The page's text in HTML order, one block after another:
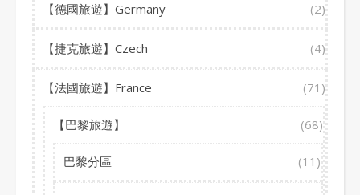
【德國旅遊】Germany (2)
【捷克旅遊】Czech (4)
【法國旅遊】France (71)
【巴黎旅遊】 (68)
巴黎分區 (11)